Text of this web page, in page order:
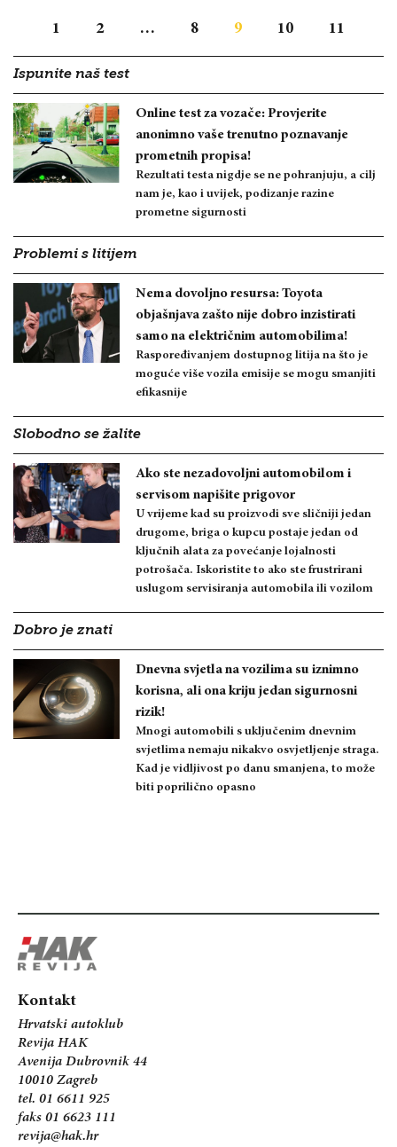
1 2 … 8 9 10 11
Ispunite naš test
Online test za vozače: Provjerite
anonimno vaše trenutno poznavanje
prometnih propisa!
Rezultati testa nigdje se ne pohranjuju, a cilj
nam je, kao i uvijek, podizanje razine
prometne sigurnosti
Problemi s litijem
Nema dovoljno resursa: Toyota
objašnjava zašto nije dobro inzistirati
samo na električnim automobilima!
Raspoređivanjem dostupnog litija na što je
moguće više vozila emisije se mogu smanjiti
efikasnije
Slobodno se žalite
Ako ste nezadovoljni automobilom i
servisom napišite prigovor
U vrijeme kad su proizvodi sve sličniji jedan
drugome, briga o kupcu postaje jedan od
ključnih alata za povećanje lojalnosti
potrošača. Iskoristite to ako ste frustrirani
uslugom servisiranja automobila ili vozilom
Dobro je znati
Dnevna svjetla na vozilima su iznimno
korisna, ali ona kriju jedan sigurnosni
rizik!
Mnogi automobili s uključenim dnevnim
svjetlima nemaju nikakvo osvjetljenje straga.
Kad je vidljivost po danu smanjena, to može
biti poprilično opasno
Kontakt
Hrvatski autoklub
Revija HAK
Avenija Dubrovnik 44
10010 Zagreb
tel. 01 6611 925
faks 01 6623 111
revija@hak.hr